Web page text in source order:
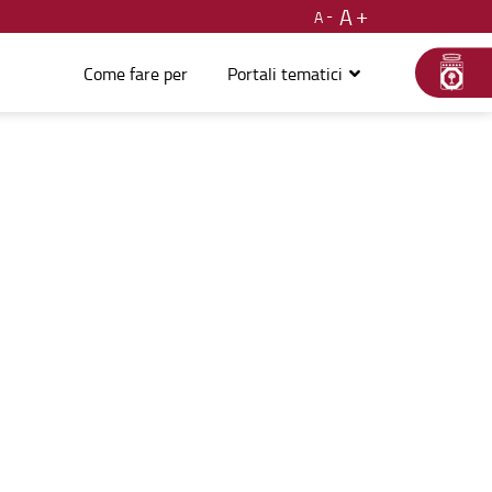
A A
Come fare per Portali tematici